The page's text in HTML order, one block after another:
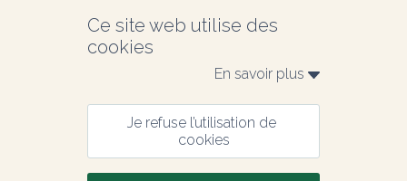
Ce site web utilise des
cookies
En savoir plus
Je refuse l’utilisation de
cookies